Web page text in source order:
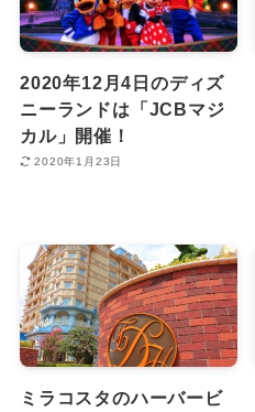
2020年12月4日のディズ
ニーランドは「JCBマジ
カル」開催！
2020年1月23日
ミラコスタのハーバービ